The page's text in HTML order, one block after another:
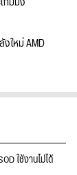
งใหม่ AMD
ใช้งานไม่ได้